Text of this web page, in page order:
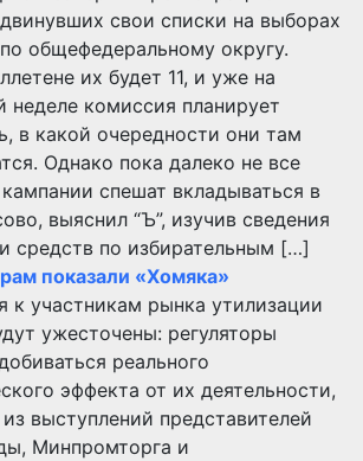
свои списки на выборах
общефедеральному округу.
их будет 11, и уже на
неделе комиссия планирует
в какой очередности они там
Однако пока далеко не все
спешат вкладываться в
выяснил “Ъ”, изучив сведения
средств по избирательным […]
показали «Хомяка»
к участникам рынка утилизации
ужесточены: регуляторы
реального
эффекта от их деятельности,
выступлений представителей
Минпромторга и